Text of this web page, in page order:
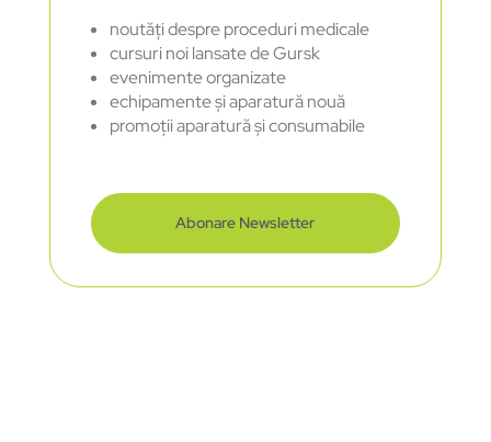
noutăți despre proceduri medicale
cursuri noi lansate de Gursk
evenimente organizate
echipamente și aparatură nouă
promoții aparatură și consumabile
Abonare Newsletter